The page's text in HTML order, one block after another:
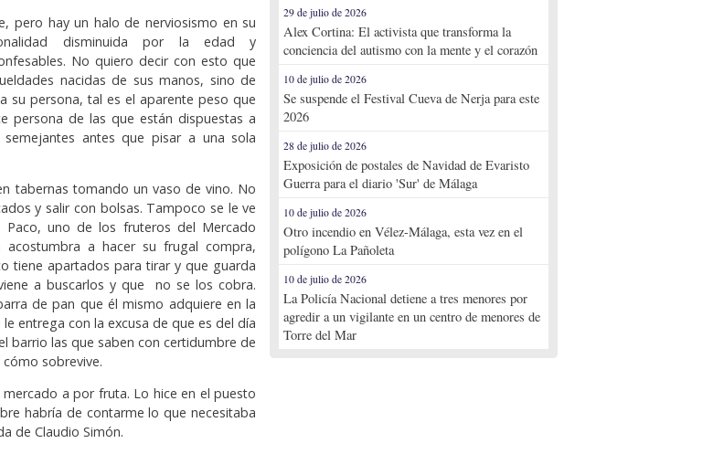
pero hay un halo de nerviosismo en su
disminuida por la edad y
No quiero decir con esto que
nacidas de sus manos, sino de
su persona, tal es el aparente peso que
persona de las que están dispuestas a
antes que pisar a una sola
tabernas tomando un vaso de vino. No
y salir con bolsas. Tampoco se le ve
Paco, uno de los fruteros del Mercado
acostumbra a hacer su frugal compra,
tiene apartados para tirar y que guarda
a buscarlos y que no se los cobra.
de pan que él mismo adquiere en la
entrega con la excusa de que es del día
barrio las que saben con certidumbre de
sobrevive.
a por fruta. Lo hice en el puesto
habría de contarme lo que necesitaba
de Claudio Simón.
29 de julio de 2026
Alex Cortina: El activista que transforma la
conciencia del autismo con la mente y el corazón
10 de julio de 2026
Se suspende el Festival Cueva de Nerja para este
2026
28 de julio de 2026
Exposición de postales de Navidad de Evaristo
Guerra para el diario 'Sur' de Málaga
10 de julio de 2026
Otro incendio en Vélez-Málaga, esta vez en el
polígono La Pañoleta
10 de julio de 2026
La Policía Nacional detiene a tres menores por
agredir a un vigilante en un centro de menores de
Torre del Mar